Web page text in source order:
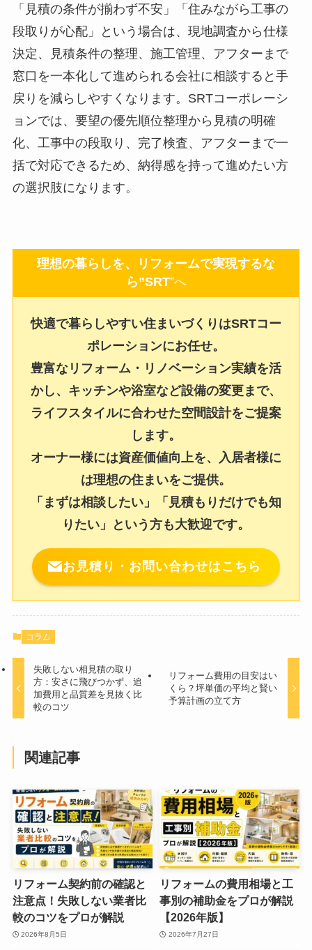
「見積の条件が揃わず不安」「住みながら工事の
段取りが心配」という場合は、現地調査から仕様
決定、見積条件の整理、施工管理、アフターまで
窓口を一本化して進められる会社に相談すると手
戻りを減らしやすくなります。SRTコーポレーシ
ョンでは、要望の優先順位整理から見積の明確
化、工事中の段取り、完了検査、アフターまで一
括で対応できるため、納得感を持って進めたい方
の選択肢になります。
理想の暮らしを、リフォームで実現するな
ら”SRT”へ
快適で暮らしやすい住まいづくりはSRTコー
ポレーションにお任せ。
豊富なリフォーム・リノベーション実績を活
かし、キッチンや浴室など設備の変更まで、
ライフスタイルに合わせた空間設計をご提案
します。
オーナー様には資産価値向上を、入居者様に
は理想の住まいをご提供。
「まずは相談したい」「見積もりだけでも知
りたい」という方も大歓迎です。
お見積り・お問い合わせはこちら
コラム
失敗しない相見積の取り
方：安さに飛びつかず、追
加費用と品質差を見抜く比
較のコツ
リフォーム費用の目安はい
くら？坪単価の平均と賢い
予算計画の立て方
関連記事
リフォーム契約前の確認と
注意点！失敗しない業者比
較のコツをプロが解説
2026年8月5日
リフォームの費用相場と工
事別の補助金をプロが解説
【2026年版】
2026年7月27日